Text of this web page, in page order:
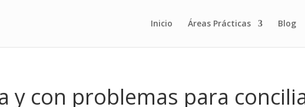
Inicio Áreas Prácticas Blog
y con problemas para